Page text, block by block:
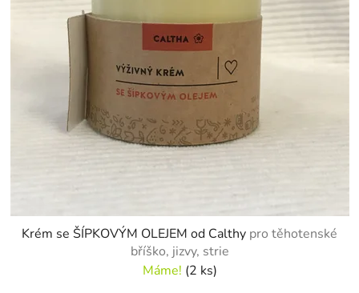
Krém se ŠÍPKOVÝM OLEJEM od Calthy pro těhotenské
bříško, jizvy, strie
Máme! (2 ks)